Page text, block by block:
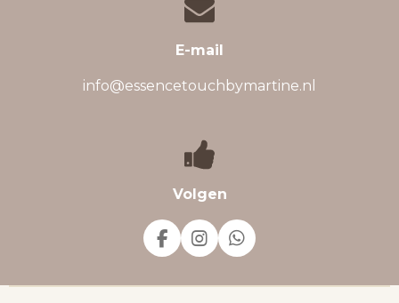
E-mail
info@essencetouchbymartine.nl
Volgen
F
a
I
n
W
h